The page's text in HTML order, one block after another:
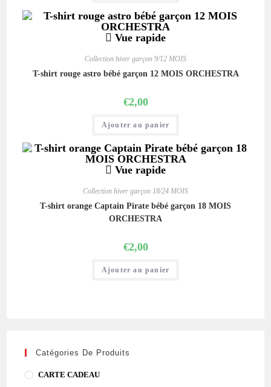
Vue rapide
Collection hiver garçon 9/12 MOIS
T-shirt rouge astro bébé garçon 12 MOIS ORCHESTRA
€2,00
Ajouter au panier
Vue rapide
Collection hiver garçon 18/24 MOIS
T-shirt orange Captain Pirate bébé garçon 18 MOIS
ORCHESTRA
€2,00
Ajouter au panier
Catégories De Produits
CARTE CADEAU